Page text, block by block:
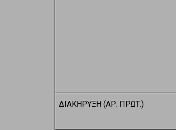
ΔΙΑΚΗΡΥΞΗ (ΑΡ. ΠΡΩΤ.)